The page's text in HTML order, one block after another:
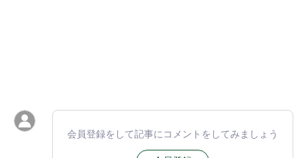
会員登録をして記事にコメントをしてみましょう